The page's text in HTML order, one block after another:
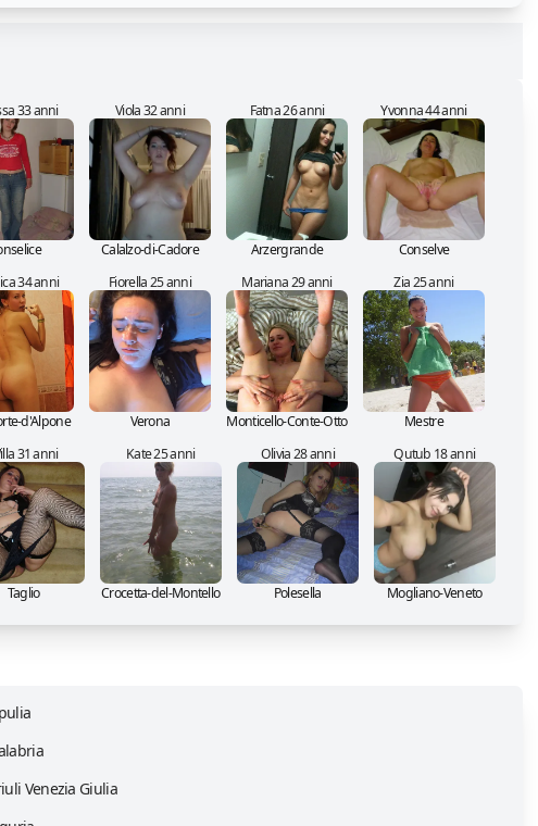
33 anni Viola 32 anni
Calalzo-di-Cadore
Fatna 26 anni
Arzergrande
Yvonna 44 anni
Conselve
34 anni
d'Alpone
Fiorella 25 anni
Verona
Mariana 29 anni
Monticello-Conte-Otto
Zia 25 anni
Mestre
31 anni
Taglio
Kate 25 anni
Crocetta-del-Montello
Olivia 28 anni
Polesella
Qutub 18 anni
Mogliano-Veneto
Venezia Giulia